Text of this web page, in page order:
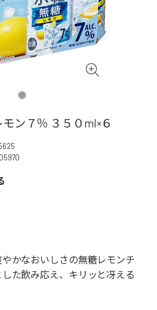
ン７％ ３５０ml×６
かなおいしさの無糖レモンチ
た飲み応え、キリッと冴える